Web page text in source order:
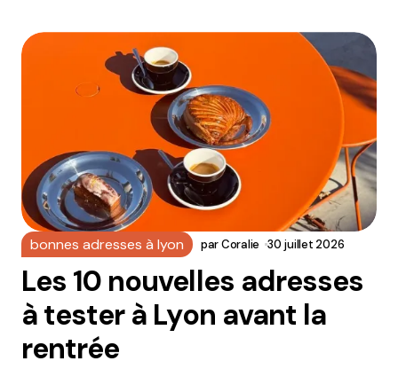
bonnes adresses à lyon parCoralie 30 juillet 2026
Les 10 nouvelles adresses
à tester à Lyon avant la
rentrée